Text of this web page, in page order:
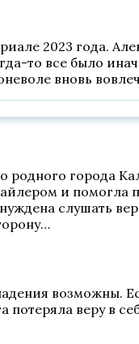
2023 года.
то все было
вновь
города
и помогла
слушать
возможны.
потеряла веру в